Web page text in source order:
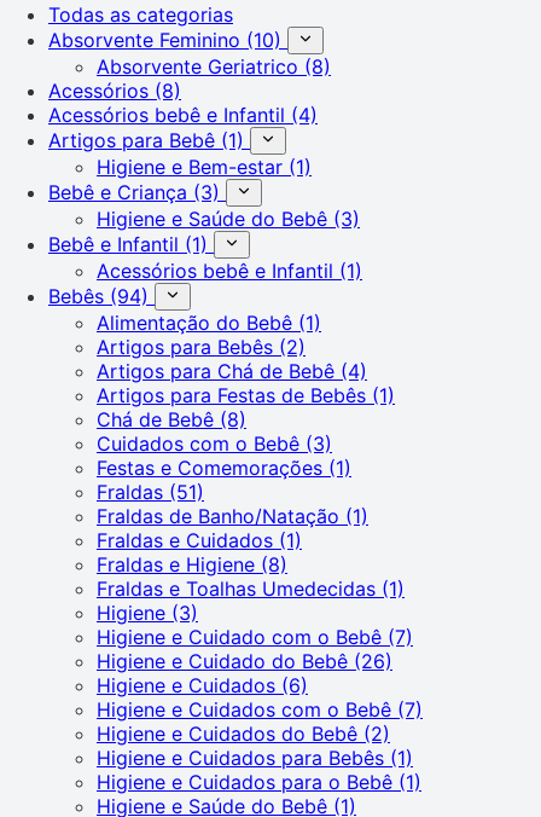
Todas as categorias
Absorvente Feminino (10)
Absorvente Geriatrico (8)
Acessórios (8)
Acessórios bebê e Infantil (4)
Artigos para Bebê (1)
Higiene e Bem-estar (1)
Bebê e Criança (3)
Higiene e Saúde do Bebê (3)
Bebê e Infantil (1)
Acessórios bebê e Infantil (1)
Bebês (94)
Alimentação do Bebê (1)
Artigos para Bebês (2)
Artigos para Chá de Bebê (4)
Artigos para Festas de Bebês (1)
Chá de Bebê (8)
Cuidados com o Bebê (3)
Festas e Comemorações (1)
Fraldas (51)
Fraldas de Banho/Natação (1)
Fraldas e Cuidados (1)
Fraldas e Higiene (8)
Fraldas e Toalhas Umedecidas (1)
Higiene (3)
Higiene e Cuidado com o Bebê (7)
Higiene e Cuidado do Bebê (26)
Higiene e Cuidados (6)
Higiene e Cuidados com o Bebê (7)
Higiene e Cuidados do Bebê (2)
Higiene e Cuidados para Bebês (1)
Higiene e Cuidados para o Bebê (1)
Higiene e Saúde do Bebê (1)